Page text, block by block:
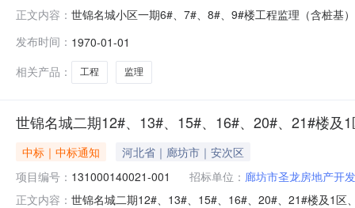
正文内容： 世锦名城小区一期6#、7#、8#、9#楼工程监理（含桩基
中房馨园小区，西侧为东安路，南侧为光明东道，北侧
发布时间： 1970-01-01
相关产品：
工程 监理
世锦名城二期12#、13#、15#、16#、20#、21#楼及
中标｜中标通知
河北省｜廊坊市｜安次区
项目编号： 131000140021-001 招标单位： 廊坊市圣龙房地产开
正文内容： 世锦名城二期12#、13#、15#、16#、20#、21#楼及1